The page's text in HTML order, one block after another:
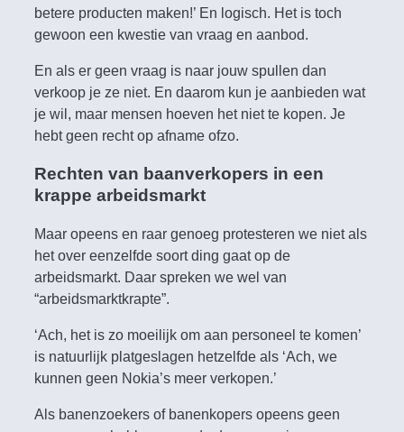
betere producten maken!’ En logisch. Het is toch
gewoon een kwestie van vraag en aanbod.
En als er geen vraag is naar jouw spullen dan
verkoop je ze niet. En daarom kun je aanbieden wat
je wil, maar mensen hoeven het niet te kopen. Je
hebt geen recht op afname ofzo.
Rechten van baanverkopers in een
krappe arbeidsmarkt
Maar opeens en raar genoeg protesteren we niet als
het over eenzelfde soort ding gaat op de
arbeidsmarkt. Daar spreken we wel van
“arbeidsmarktkrapte”.
‘Ach, het is zo moeilijk om aan personeel te komen’
is natuurlijk platgeslagen hetzelfde als ‘Ach, we
kunnen geen Nokia’s meer verkopen.’
Als banenzoekers of banenkopers opeens geen